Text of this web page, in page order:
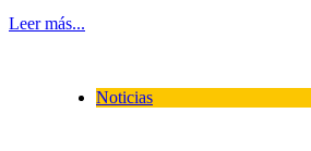
Leer más...
Noticias